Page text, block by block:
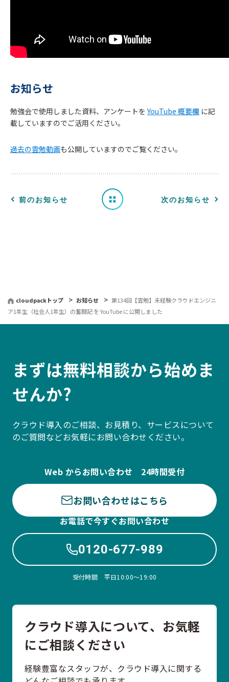
お知らせ
勉強会で使用しました資料、アンケートをYouTube 概要欄 に記
載していますのでご活用ください。
過去の雲勉動画も公開していますのでご覧ください。
前のお知らせ
お
ら
せ
一 次のお知らせ
cloudpackトップ お知らせ
第134回【雲勉】未経験クラウドエンジニ
ア1年生（社会人1年生）の奮闘記 を YouTube に公開しました
まずは無料相談から始めま
せんか?
クラウド導入のご相談、お見積り、サービスについて
のご質問などお気軽にお問い合わせください。
Web からお問い合わせ 24時間受付
お問い合わせはこちら
お電話で今すぐお問い合わせ
0120-677-989
受付時間 平日10:00〜19:00
クラウド導入について、お気軽
にご相談ください
経験豊富なスタッフが、クラウド導入に関する